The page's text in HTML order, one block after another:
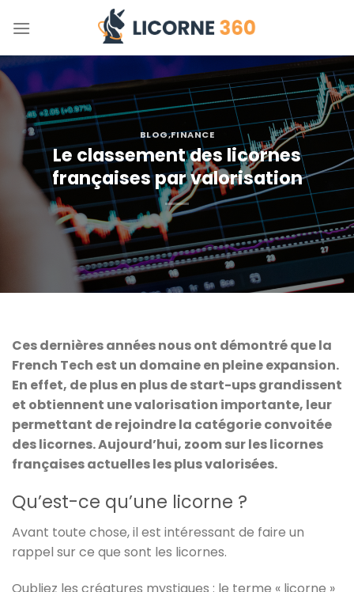
BLOG,FINANCE
Le classement des licornes
françaises par valorisation
Ces dernières années nous ont démontré que la
French Tech est un domaine en pleine expansion.
En effet, de plus en plus de start-ups grandissent
et obtiennent une valorisation importante, leur
permettant de rejoindre la catégorie convoitée
des licornes. Aujourd’hui, zoom sur les licornes
françaises actuelles les plus valorisées.
Qu’est-ce qu’une licorne ?
Avant toute chose, il est intéressant de faire un
rappel sur ce que sont les licornes.
Oubliez les créatures mystiques : le terme « licorne »